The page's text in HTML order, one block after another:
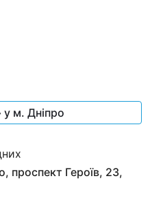
у м. Дніпро
проспект Героїв, 23,